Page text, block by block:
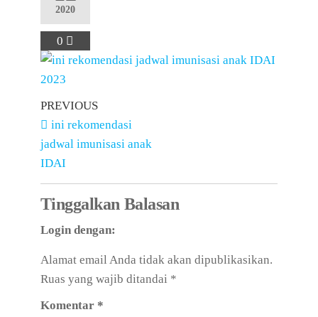
2020
0
PREVIOUS
ini rekomendasi
jadwal imunisasi anak
IDAI
Tinggalkan Balasan
Login dengan:
Alamat email Anda tidak akan dipublikasikan.
Ruas yang wajib ditandai *
Komentar *